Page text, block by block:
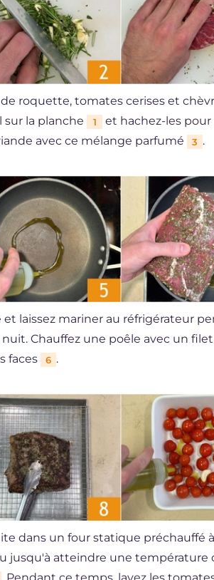
roquette, tomates cerises et
sur la planche
1
et hachez-les
avec ce mélange parfumé 3 .
laissez mariner au réfrigérateur
Chauffez une poêle avec un
faces 6 .
dans un four statique préchauffé
jusqu'à atteindre une température